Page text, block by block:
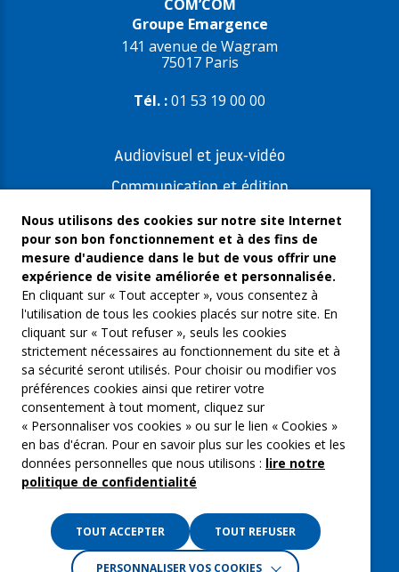
COM’COM
Groupe Emargence
141 avenue de Wagram
75017 Paris
Tél. :01 53 19 00 00
Audiovisuel et jeux-vidéo
Communication et édition
Freelances et artistes-auteurs
Musique et spectacles
Qui sommes-nous ?
Groupe Emargence
C’moi le chef
Actualités
Contactez nous
Mentions légales
Gestion des cookies
Nous utilisons des cookies sur notre site Internet
pour son bon fonctionnement et à des fins de
mesure d'audience dans le but de vous offrir une
expérience de visite améliorée et personnalisée.
En cliquant sur « Tout accepter », vous consentez à
l'utilisation de tous les cookies placés sur notre site. En
cliquant sur « Tout refuser », seuls les cookies
strictement nécessaires au fonctionnement du site et à
sa sécurité seront utilisés. Pour choisir ou modifier vos
préférences cookies ainsi que retirer votre
consentement à tout moment, cliquez sur
« Personnaliser vos cookies » ou sur le lien « Cookies »
en bas d'écran. Pour en savoir plus sur les cookies et les
données personnelles que nous utilisons : lire notre
politique de confidentialité
TOUT ACCEPTER TOUT REFUSER
PERSONNALISER VOS COOKIES